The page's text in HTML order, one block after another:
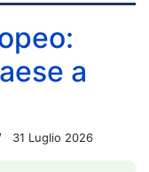
a
31 Luglio 2026